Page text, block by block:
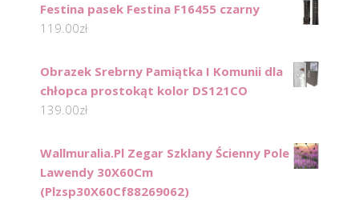
Festina pasek Festina F16455 czarny
119.00zł
Obrazek Srebrny Pamiątka I Komunii dla
chłopca prostokąt kolor DS121CO
139.00zł
Wallmuralia.Pl Zegar Szklany Ścienny Pole
Lawendy 30X60Cm
(Plzsp30X60Cf88269062)